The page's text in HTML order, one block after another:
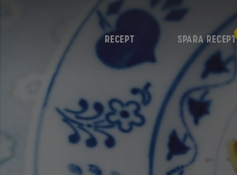
RECEPT SPARA RECEPT